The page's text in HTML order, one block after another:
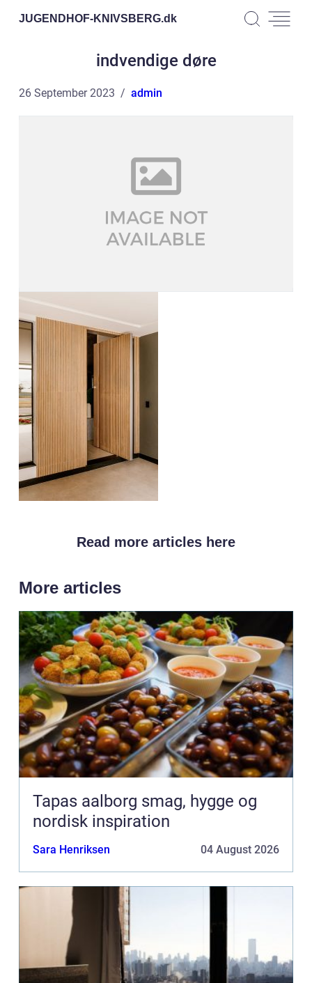
JUGENDHOF-KNIVSBERG.dk
indvendige døre
26 September 2023 admin
Read more articles here
More articles
Tapas aalborg smag, hygge og
nordisk inspiration
Sara Henriksen 04 August 2026